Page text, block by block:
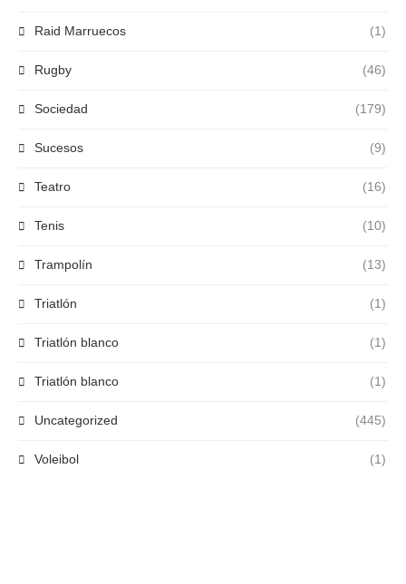
Raid Marruecos (1)
Rugby (46)
Sociedad (179)
Sucesos (9)
Teatro (16)
Tenis (10)
Trampolín (13)
Triatlón (1)
Triatlón blanco (1)
Triatlón blanco (1)
Uncategorized (445)
Voleibol (1)